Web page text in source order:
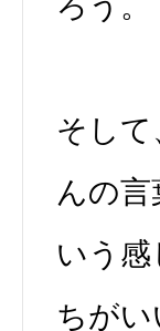
そし
んの
いう
ちが